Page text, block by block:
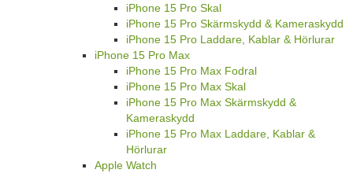
iPhone 15 Pro Skal
iPhone 15 Pro Skärmskydd & Kameraskydd
iPhone 15 Pro Laddare, Kablar & Hörlurar
iPhone 15 Pro Max
iPhone 15 Pro Max Fodral
iPhone 15 Pro Max Skal
iPhone 15 Pro Max Skärmskydd &
Kameraskydd
iPhone 15 Pro Max Laddare, Kablar &
Hörlurar
Apple Watch